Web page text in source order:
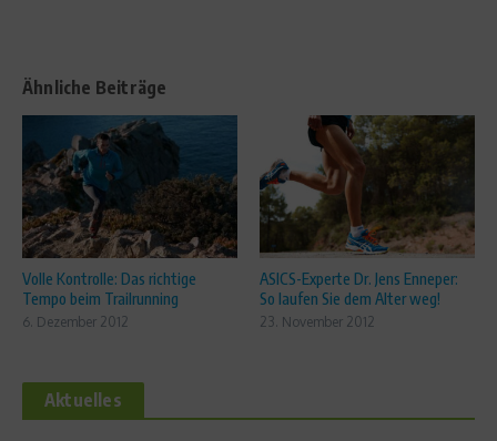
Ähnliche Beiträge
Volle Kontrolle: Das richtige
Tempo beim Trailrunning
6. Dezember 2012
ASICS-Experte Dr. Jens Enneper:
So laufen Sie dem Alter weg!
23. November 2012
Aktuelles